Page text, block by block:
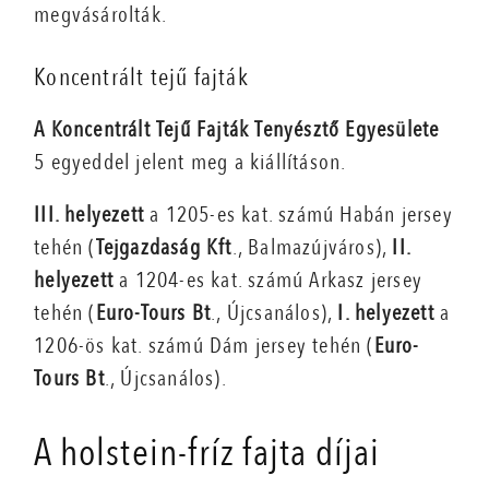
megvásárolták.
Koncentrált tejű fajták
A Koncentrált Tejű Fajták Tenyésztő Egyesülete
5 egyeddel jelent meg a kiállításon.
III. helyezetta 1205-es kat. számú Habán jersey
tehén (Tejgazdaság Kft., Balmazújváros), II.
helyezetta 1204-es kat. számú Arkasz jersey
tehén (Euro-Tours Bt., Újcsanálos), I. helyezetta
1206-ös kat. számú Dám jersey tehén (Euro-
Tours Bt., Újcsanálos).
A holstein-fríz fajta díjai